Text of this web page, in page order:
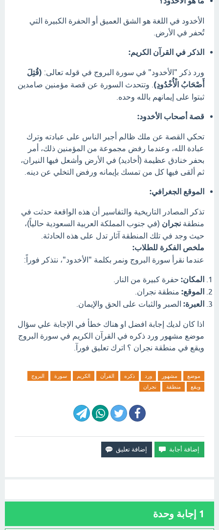
الأخدود في اللغة هو الشق العميق أو الحفرة الكبيرة التي
تُحفر في الأرض.
الذكر في القرآن الكريم:
ورد ذكر "الأخدود" في سورة البروج في قوله تعالى: (قُتِلَ
أَصْحَابُ الْأُخْدُودِ) . وتتحدث السورة عن قصة مؤمنين صامدين
ثبتوا على إيمانهم بالله وحده.
قصة أصحاب الأخدود:
تحكي القصة عن ملك ظالم أجبر الناس على عبادته وترك
عبادة الله، وعندما رفض مجموعة من المؤمنين ذلك، أمر
بحفر خنادق عظيمة (أخاديد) في الأرض وأشعل فيها النيران،
ثم ألقى فيها كل من تمسك بإيمانه ورفض التخلي عن دينه.
الموقع الجغرافي:
تذكر المصادر التاريخية والتفاسير أن هذه الواقعة حدثت في
منطقة نجران (في جنوب المملكة العربية السعودية حالياً)،
حيث وجد في تلك المنطقة آثار تدل على هذه الحادثة.
ملخص الفكرة للطلاب:
عندما نقرأ سورة البروج ونمر بكلمة "الأخدود"، نتذكر فوراً:
المكان: حفرة كبيرة من النار.
الموقع: منطقة نجران.
العبرة: الصبر والثبات على الحق والإيمان.
اذا كان لديك إجابة افضل او هناك خطأ في الإجابة علي سؤال
موضع مشهور ورد ذكره في القرآن الكريم في سورة البروج
ويقع في منطقة نجران ؟ اترك تعليق فورآ.
موضع مشهور ورد ذكره القرآن الكريم سورة
البروج
ويقع
منطقة نجران
1 إجابة وحدة